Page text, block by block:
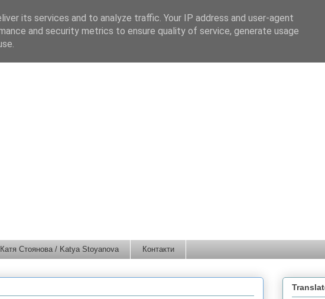
Катя Стоянова / Katya Stoyanova Контакти
its services and to analyze traffic. Your IP address and user-agent
and security metrics to ensure quality of service, generate usage